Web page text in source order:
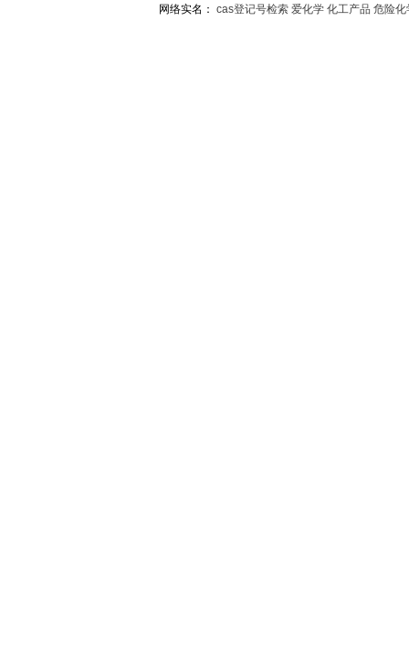
网络实名： cas登记号检索 爱化学 化工产品 危险化